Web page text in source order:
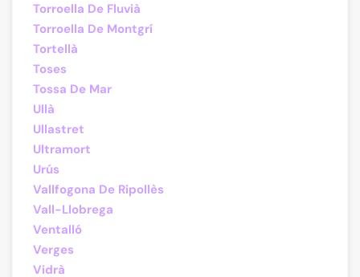
Torroella De Fluvià
Torroella De Montgrí
Tortellà
Toses
Tossa De Mar
Ullà
Ullastret
Ultramort
Urús
Vallfogona De Ripollès
Vall-Llobrega
Ventalló
Verges
Vidrà